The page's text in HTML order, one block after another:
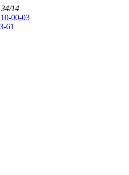
14
00-03
61